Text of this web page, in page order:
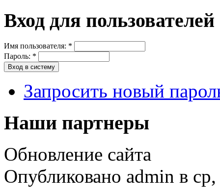
Вход для пользователей
Имя пользователя: *
Пароль: *
Запросить новый
Наши партнеры
Обновление сайта
Опубликовано admin в